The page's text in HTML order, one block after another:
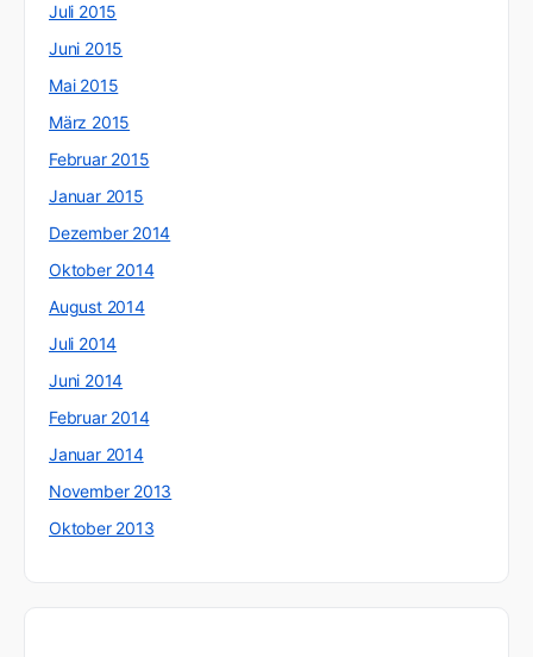
Juli 2015
Juni 2015
Mai 2015
März 2015
Februar 2015
Januar 2015
Dezember 2014
Oktober 2014
August 2014
Juli 2014
Juni 2014
Februar 2014
Januar 2014
November 2013
Oktober 2013